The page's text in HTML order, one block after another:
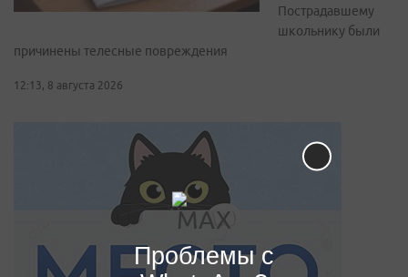
Пострадавшему
школьнику были
причинены телесные повреждения
12:13, 8 августа 2026
Проблемы с